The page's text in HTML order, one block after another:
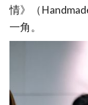
情》（
一角。